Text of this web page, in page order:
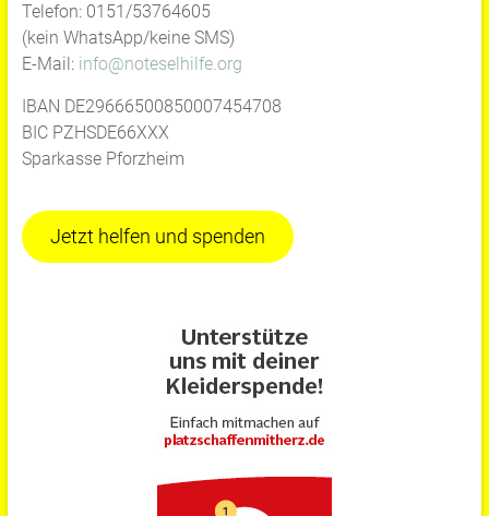
Telefon: 0151/53764605
(kein WhatsApp/keine SMS)
E-Mail: info@noteselhilfe.org
IBAN DE29666500850007454708
BIC PZHSDE66XXX
Sparkasse Pforzheim
Jetzt helfen und spenden